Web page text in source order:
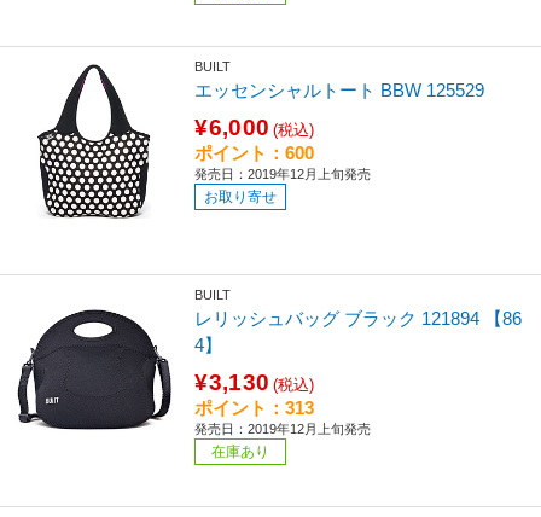
BUILT
エッセンシャルトート BBW 125529
¥6,000 (税込)
ポイント：600
発売日：2019年12月上旬発売
お取り寄せ
BUILT
レリッシュバッグ ブラック 121894 【86
4】
¥3,130 (税込)
ポイント：313
発売日：2019年12月上旬発売
在庫あり